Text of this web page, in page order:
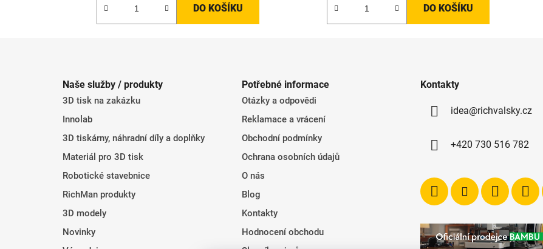
DO KOŠÍKU DO KOŠÍKU
Naše služby / produkty
3D tisk na zakázku
Innolab
3D tiskárny, náhradní díly a doplňky
Materiál pro 3D tisk
Robotické stavebnice
RichMan produkty
3D modely
Novinky
Potřebné informace
Otázky a odpovědi
Reklamace a vrácení
Obchodní podmínky
Ochrana osobních údajů
O nás
Blog
Kontakty
Hodnocení obchodu
Kontakty
idea@richvalsky.cz
+420 730 516 782